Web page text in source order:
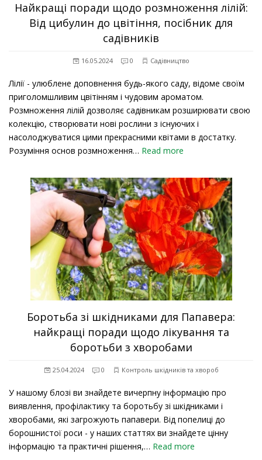
Найкращі поради щодо розмноження лілій:
Від цибулин до цвітіння, посібник для
садівників
16.05.2024 0 Садівництво
Лілії - улюблене доповнення будь-якого саду, відоме своїм
приголомшливим цвітінням і чудовим ароматом.
Розмноження лілій дозволяє садівникам розширювати свою
колекцію, створювати нові рослини з існуючих і
насолоджуватися цими прекрасними квітами в достатку.
Розуміння основ розмноження… Read more
Боротьба зі шкідниками для Папавера:
найкращі поради щодо лікування та
боротьби з хворобами
25.04.2024 0 Контроль шкідників та хвороб
У нашому блозі ви знайдете вичерпну інформацію про
виявлення, профілактику та боротьбу зі шкідниками і
хворобами, які загрожують папавери. Від попелиці до
борошнистої роси - у наших статтях ви знайдете цінну
інформацію та практичні рішення,… Read more